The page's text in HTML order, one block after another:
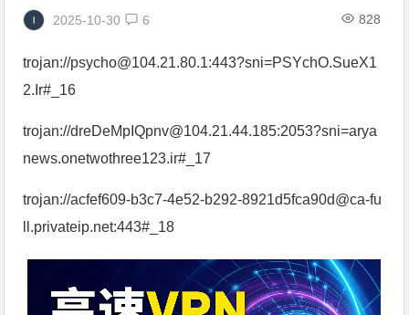
2025-10-30 6 828
trojan://psycho@104.21.80.1:443?sni=PSYchO.SueX1
2.Ir#_16
trojan://dreDeMpIQpnv@104.21.44.185:2053?sni=arya
news.onetwothree123.ir#_17
trojan://acfef609-b3c7-4e52-b292-8921d5fca90d@ca-fu
ll.privateip.net:443#_18